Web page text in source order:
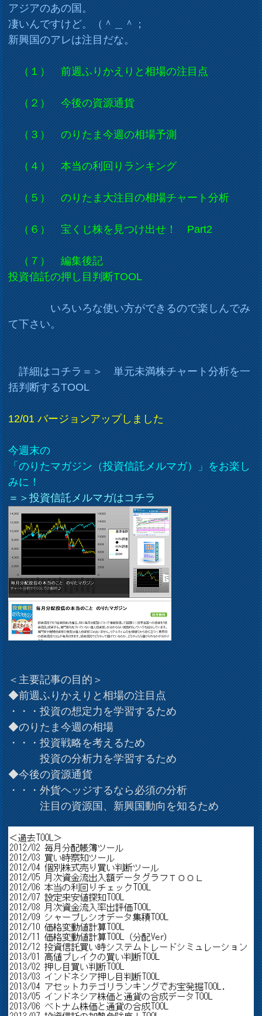
アジアのあの国。
凄いんですけど。（＾＿＾；
新興国のアレは注目だな。
（１） 前週ふりかえりと相場の注目点
（２） 今後の資源通貨
（３） のりたま今週の相場予測
（４） 本当の利回りランキング
（５） のりたま大注目の相場チャート分析
（６） 宝くじ株を見つけ出せ！ Part2
（７） 編集後記
投資信託の押し目判断TOOL
いろいろな使い方ができるので楽しんでみ
て下さい。
詳細はコチラ＝＞ 単元未満株チャート分析を一
括判断するTOOL
12/01 バージョンアップしました
今週末の
「のりたマガジン（投資信託メルマガ）」をお楽し
みに！
＝＞投資信託メルマガはコチラ
＜主要記事の目的＞
◆前週ふりかえりと相場の注目点
・・・投資の想定力を学習するため
◆のりたま今週の相場
・・・投資戦略を考えるため
投資の分析力を学習するため
◆今後の資源通貨
・・・外貨ヘッジするなら必須の分析
注目の資源国、新興国動向を知るため